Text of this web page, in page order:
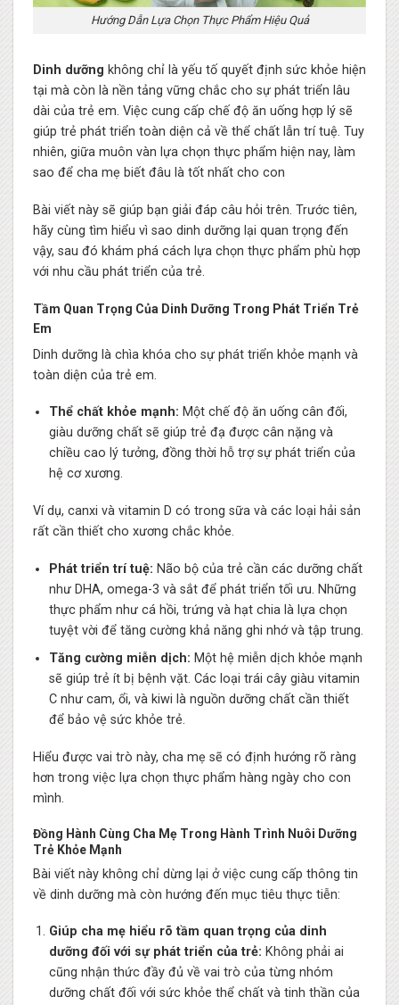
Hướng Dẫn Lựa Chọn Thực Phẩm Hiệu Quả
Dinh dưỡng không chỉ là yếu tố quyết định sức khỏe hiện
tại mà còn là nền tảng vững chắc cho sự phát triển lâu
dài của trẻ em. Việc cung cấp chế độ ăn uống hợp lý sẽ
giúp trẻ phát triển toàn diện cả về thể chất lẫn trí tuệ. Tuy
nhiên, giữa muôn vàn lựa chọn thực phẩm hiện nay, làm
sao để cha mẹ biết đâu là tốt nhất cho con
Bài viết này sẽ giúp bạn giải đáp câu hỏi trên. Trước tiên,
hãy cùng tìm hiểu vì sao dinh dưỡng lại quan trọng đến
vậy, sau đó khám phá cách lựa chọn thực phẩm phù hợp
với nhu cầu phát triển của trẻ.
Tầm Quan Trọng Của Dinh Dưỡng Trong Phát Triển Trẻ
Em
Dinh dưỡng là chìa khóa cho sự phát triển khỏe mạnh và
toàn diện của trẻ em.
Thể chất khỏe mạnh: Một chế độ ăn uống cân đối,
giàu dưỡng chất sẽ giúp trẻ đạ được cân nặng và
chiều cao lý tưởng, đồng thời hỗ trợ sự phát triển của
hệ cơ xương.
Ví dụ, canxi và vitamin D có trong sữa và các loại hải sản
rất cần thiết cho xương chắc khỏe.
Phát triển trí tuệ: Não bộ của trẻ cần các dưỡng chất
như DHA, omega-3 và sắt để phát triển tối ưu. Những
thực phẩm như cá hồi, trứng và hạt chia là lựa chọn
tuyệt vời để tăng cường khả năng ghi nhớ và tập trung.
Tăng cường miễn dịch: Một hệ miễn dịch khỏe mạnh
sẽ giúp trẻ ít bị bệnh vặt. Các loại trái cây giàu vitamin
C như cam, ổi, và kiwi là nguồn dưỡng chất cần thiết
để bảo vệ sức khỏe trẻ.
Hiểu được vai trò này, cha mẹ sẽ có định hướng rõ ràng
hơn trong việc lựa chọn thực phẩm hàng ngày cho con
mình.
Đồng Hành Cùng Cha Mẹ Trong Hành Trình Nuôi Dưỡng
Trẻ Khỏe Mạnh
Bài viết này không chỉ dừng lại ở việc cung cấp thông tin
về dinh dưỡng mà còn hướng đến mục tiêu thực tiễn:
Giúp cha mẹ hiểu rõ tầm quan trọng của dinh
dưỡng đối với sự phát triển của trẻ: Không phải ai
cũng nhận thức đầy đủ về vai trò của từng nhóm
dưỡng chất đối với sức khỏe thể chất và tinh thần của